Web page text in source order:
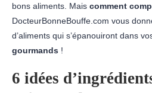
bons aliments. Mais comment
DocteurBonneBouffe.com vous
d’aliments qui s’épanouiront dans
gourmands !
6 idées